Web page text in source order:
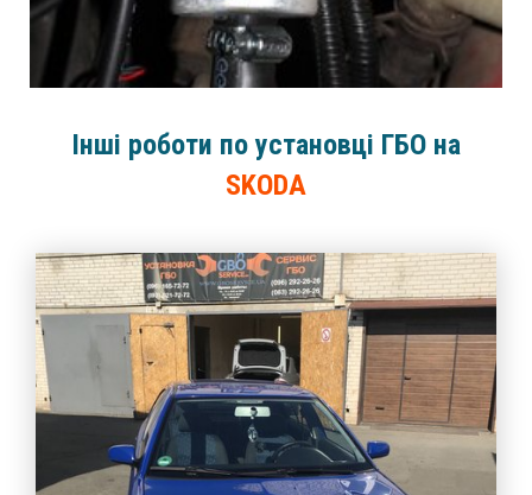
Інші роботи по установці ГБО на
SKODA